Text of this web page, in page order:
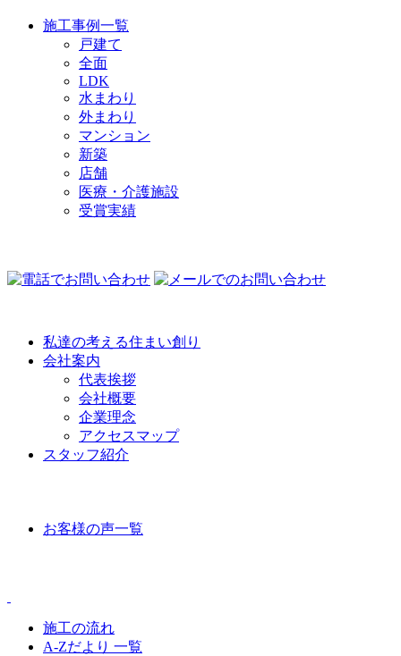
施工事例一覧
戸建て
全面
LDK
水まわり
外まわり
マンション
新築
店舗
医療・介護施設
受賞実績
私達の考える住まい創り
会社案内
代表挨拶
会社概要
企業理念
アクセスマップ
スタッフ紹介
お客様の声一覧
施工の流れ
A-Zだより 一覧